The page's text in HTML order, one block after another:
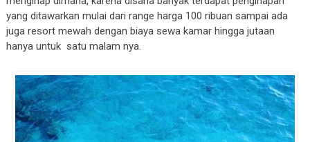
yang ditawarkan mulai dari range harga 100 ribuan sampai ada
juga resort mewah dengan biaya sewa kamar hingga jutaan
hanya untuk satu malam nya.